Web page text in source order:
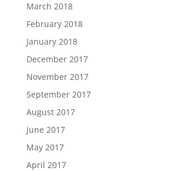
March 2018
February 2018
January 2018
December 2017
November 2017
September 2017
August 2017
June 2017
May 2017
April 2017